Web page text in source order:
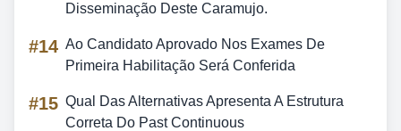
Disseminação Deste Caramujo.
#14 Ao Candidato Aprovado Nos Exames De
Primeira Habilitação Será Conferida
#15 Qual Das Alternativas Apresenta A Estrutura
Correta Do Past Continuous